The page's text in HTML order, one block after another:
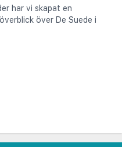
har vi skapat en
över De Suede i